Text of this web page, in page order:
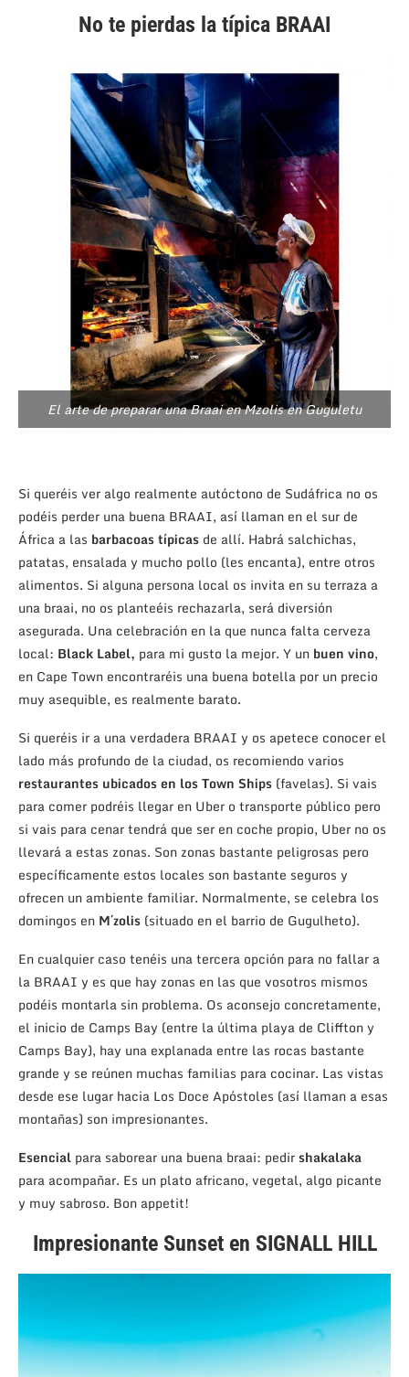
No te pierdas la típica BRAAI
El arte de preparar una Braai en Mzolis en Guguletu
Si queréis ver algo realmente autóctono de Sudáfrica no os
podéis perder una buena BRAAI, así llaman en el sur de
África a las barbacoas típicas de allí. Habrá salchichas,
patatas, ensalada y mucho pollo (les encanta), entre otros
alimentos. Si alguna persona local os invita en su terraza a
una braai, no os planteéis rechazarla, será diversión
asegurada. Una celebración en la que nunca falta cerveza
local: Black Label, para mi gusto la mejor. Y un buen vino,
en Cape Town encontraréis una buena botella por un precio
muy asequible, es realmente barato.
Si queréis ir a una verdadera BRAAI y os apetece conocer el
lado más profundo de la ciudad, os recomiendo varios
restaurantes ubicados en los Town Ships (favelas). Si vais
para comer podréis llegar en Uber o transporte público pero
si vais para cenar tendrá que ser en coche propio, Uber no os
llevará a estas zonas. Son zonas bastante peligrosas pero
específicamente estos locales son bastante seguros y
ofrecen un ambiente familiar. Normalmente, se celebra los
domingos en M´zolis (situado en el barrio de Gugulheto).
En cualquier caso tenéis una tercera opción para no fallar a
la BRAAI y es que hay zonas en las que vosotros mismos
podéis montarla sin problema. Os aconsejo concretamente,
el inicio de Camps Bay (entre la última playa de Cliffton y
Camps Bay), hay una explanada entre las rocas bastante
grande y se reúnen muchas familias para cocinar. Las vistas
desde ese lugar hacia Los Doce Apóstoles (así llaman a esas
montañas) son impresionantes.
Esencial para saborear una buena braai: pedirshakalaka
para acompañar. Es un plato africano, vegetal, algo picante
y muy sabroso. Bon appetit!
Impresionante Sunset en SIGNALL HILL